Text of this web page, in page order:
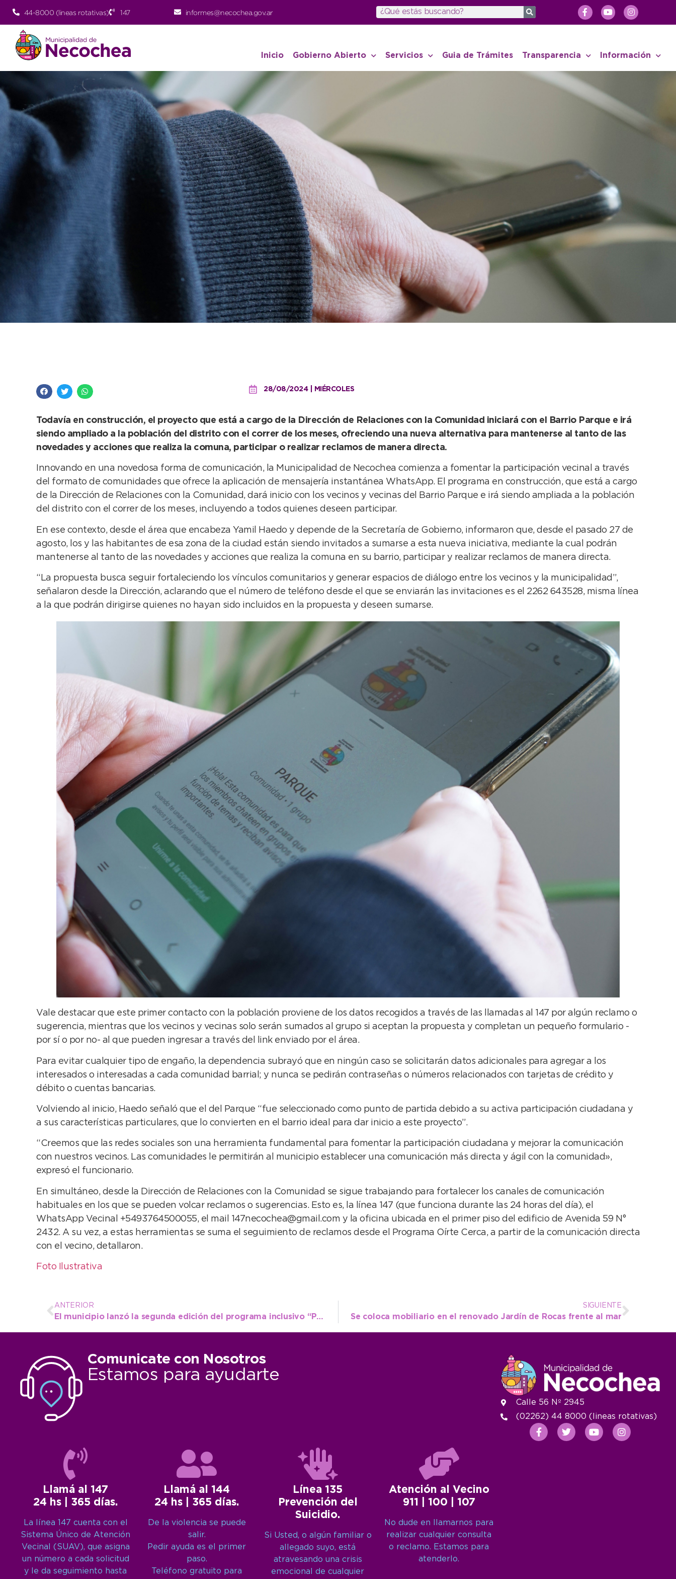
44-8000 (lineas rotativas) 147 informes@necochea.gov.ar
Inicio Gobierno Abierto Servicios Guia de Trámites Transparencia Información
28/08/2024 | MIÉRCOLES
Todavía en construcción, el proyecto que está a cargo de la Dirección de Relaciones con la Comunidad iniciará con el Barrio Parque e irá
siendo ampliado a la población del distrito con el correr de los meses, ofreciendo una nueva alternativa para mantenerse al tanto de las
novedades y acciones que realiza la comuna, participar o realizar reclamos de manera directa.
Innovando en una novedosa forma de comunicación, la Municipalidad de Necochea comienza a fomentar la participación vecinal a través
del formato de comunidades que ofrece la aplicación de mensajería instantánea WhatsApp. El programa en construcción, que está a cargo
de la Dirección de Relaciones con la Comunidad, dará inicio con los vecinos y vecinas del Barrio Parque e irá siendo ampliada a la población
del distrito con el correr de los meses, incluyendo a todos quienes deseen participar.
En ese contexto, desde el área que encabeza Yamil Haedo y depende de la Secretaría de Gobierno, informaron que, desde el pasado 27 de
agosto, los y las habitantes de esa zona de la ciudad están siendo invitados a sumarse a esta nueva iniciativa, mediante la cual podrán
mantenerse al tanto de las novedades y acciones que realiza la comuna en su barrio, participar y realizar reclamos de manera directa.
“La propuesta busca seguir fortaleciendo los vínculos comunitarios y generar espacios de diálogo entre los vecinos y la municipalidad”,
señalaron desde la Dirección, aclarando que el número de teléfono desde el que se enviarán las invitaciones es el 2262 643528, misma línea
a la que podrán dirigirse quienes no hayan sido incluidos en la propuesta y deseen sumarse.
Vale destacar que este primer contacto con la población proviene de los datos recogidos a través de las llamadas al 147 por algún reclamo o
sugerencia, mientras que los vecinos y vecinas solo serán sumados al grupo si aceptan la propuesta y completan un pequeño formulario -
por sí o por no- al que pueden ingresar a través del link enviado por el área.
Para evitar cualquier tipo de engaño, la dependencia subrayó que en ningún caso se solicitarán datos adicionales para agregar a los
interesados o interesadas a cada comunidad barrial; y nunca se pedirán contraseñas o números relacionados con tarjetas de crédito y
débito o cuentas bancarias.
Volviendo al inicio, Haedo señaló que el del Parque “fue seleccionado como punto de partida debido a su activa participación ciudadana y
a sus características particulares, que lo convierten en el barrio ideal para dar inicio a este proyecto”.
“Creemos que las redes sociales son una herramienta fundamental para fomentar la participación ciudadana y mejorar la comunicación
con nuestros vecinos. Las comunidades le permitirán al municipio establecer una comunicación más directa y ágil con la comunidad»,
expresó el funcionario.
En simultáneo, desde la Dirección de Relaciones con la Comunidad se sigue trabajando para fortalecer los canales de comunicación
habituales en los que se pueden volcar reclamos o sugerencias. Esto es, la línea 147 (que funciona durante las 24 horas del día), el
WhatsApp Vecinal +5493764500055, el mail 147necochea@gmail.com y la oficina ubicada en el primer piso del edificio de Avenida 59 N°
2432. A su vez, a estas herramientas se suma el seguimiento de reclamos desde el Programa Oírte Cerca, a partir de la comunicación directa
con el vecino, detallaron.
Foto Ilustrativa
ANTERIOR
El municipio lanzó la segunda edición del programa inclusivo “Participarte”
SIGUIENTE
Se coloca mobiliario en el renovado Jardín de Rocas frente al mar
Comunicate con Nosotros
Estamos para ayudarte
Llamá al 147
24 hs | 365 días.
La línea 147 cuenta con el
Sistema Único de Atención
Vecinal (SUAV), que asigna
un número a cada solicitud
y le da seguimiento hasta
Llamá al 144
24 hs | 365 días.
De la violencia se puede
salir.
Pedir ayuda es el primer
paso.
Teléfono gratuito para
Línea 135
Prevención del
Suicidio.
Si Usted, o algún familiar o
allegado suyo, está
atravesando una crisis
emocional de cualquier
Atención al Vecino
911 | 100 | 107
No dude en llamarnos para
realizar cualquier consulta
o reclamo. Estamos para
atenderlo.
Calle 56 Nº 2945
(02262) 44 8000 (lineas rotativas)